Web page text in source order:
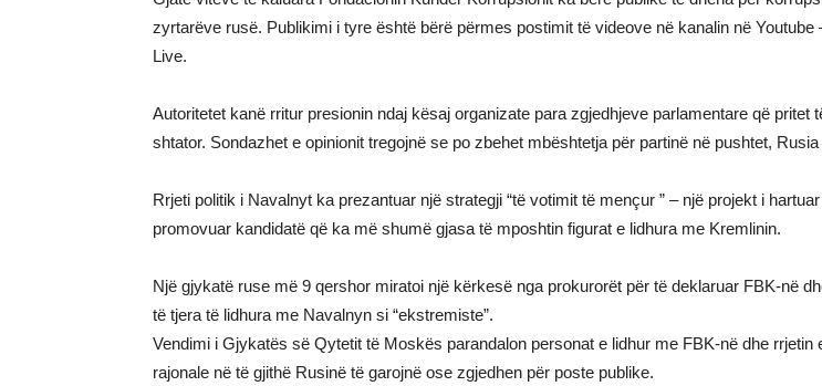
zyrtarëve rusë. Publikimi i tyre është bërë përmes postimit të videove në kanalin në Youtube
Live.
Autoritetet kanë rritur presionin ndaj kësaj organizate para zgjedhjeve parlamentare që pritet
shtator. Sondazhet e opinionit tregojnë se po zbehet mbështetja për partinë në pushtet,
Rrjeti politik i Navalnyt ka prezantuar një strategji “të votimit të mençur ” – një projekt i
promovuar kandidatë që ka më shumë gjasa të mposhtin figurat e lidhura me Kremlinin.
Një gjykatë ruse më 9 qershor miratoi një kërkesë nga prokurorët për të deklaruar FBK-në
të tjera të lidhura me Navalnyn si “ekstremiste”.
Vendimi i Gjykatës së Qytetit të Moskës parandalon personat e lidhur me FBK-në dhe rrjetin
rajonale në të gjithë Rusinë të garojnë ose zgjedhen për poste publike.